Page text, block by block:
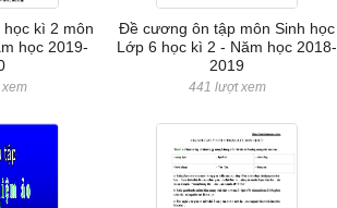
kì 2 môn
học 2019-
Đề cương ôn tập môn Sinh học
Lớp 6 học kì 2 - Năm học 2018-
2019
441 lượt xem